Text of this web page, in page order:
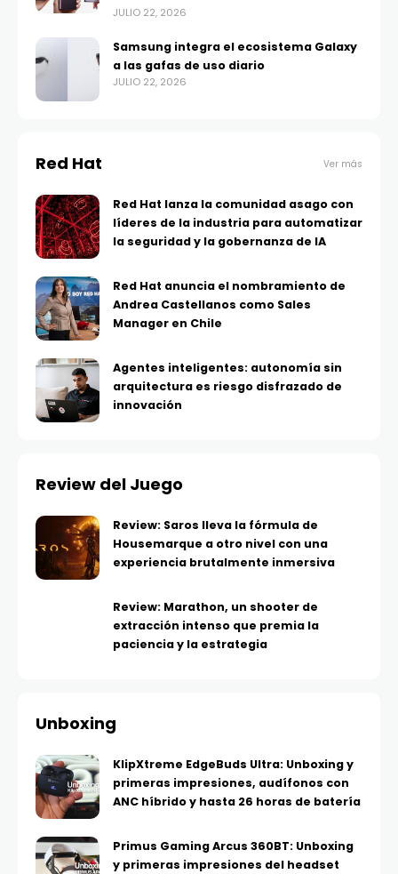
JULIO 22, 2026
Samsung integra el ecosistema Galaxy
a las gafas de uso diario
JULIO 22, 2026
Red Hat Ver más
Red Hat lanza la comunidad asago con
líderes de la industria para automatizar
la seguridad y la gobernanza de IA
Red Hat anuncia el nombramiento de
Andrea Castellanos como Sales
Manager en Chile
Agentes inteligentes: autonomía sin
arquitectura es riesgo disfrazado de
innovación
Review del Juego
Review: Saros lleva la fórmula de
Housemarque a otro nivel con una
experiencia brutalmente inmersiva
Review: Marathon, un shooter de
extracción intenso que premia la
paciencia y la estrategia
Unboxing
KlipXtreme EdgeBuds Ultra: Unboxing y
primeras impresiones, audífonos con
ANC híbrido y hasta 26 horas de batería
Primus Gaming Arcus 360BT: Unboxing
y primeras impresiones del headset